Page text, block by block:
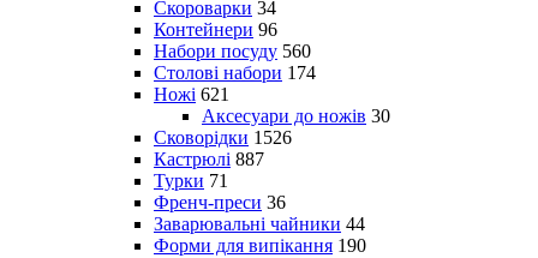
Скороварки 34
Контейнери 96
Набори посуду 560
Столові набори 174
Ножі 621
Аксесуари до ножів 30
Сковорідки 1526
Кастрюлі 887
Турки 71
Френч-преси 36
Заварювальні чайники 44
Форми для випікання 190